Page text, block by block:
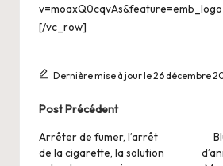
[/vc_row]
Dernière mise à jour le 26 décembre
Post
navigation
Post Précédent
Arrêter de fumer, l’arrêt
de la cigarette, la solution